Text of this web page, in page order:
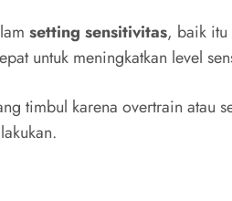
setting sensitivitas, baik itu
untuk meningkatkan level
timbul karena overtrain atau